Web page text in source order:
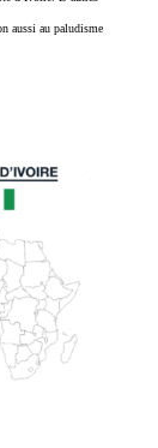
aussi au paludisme